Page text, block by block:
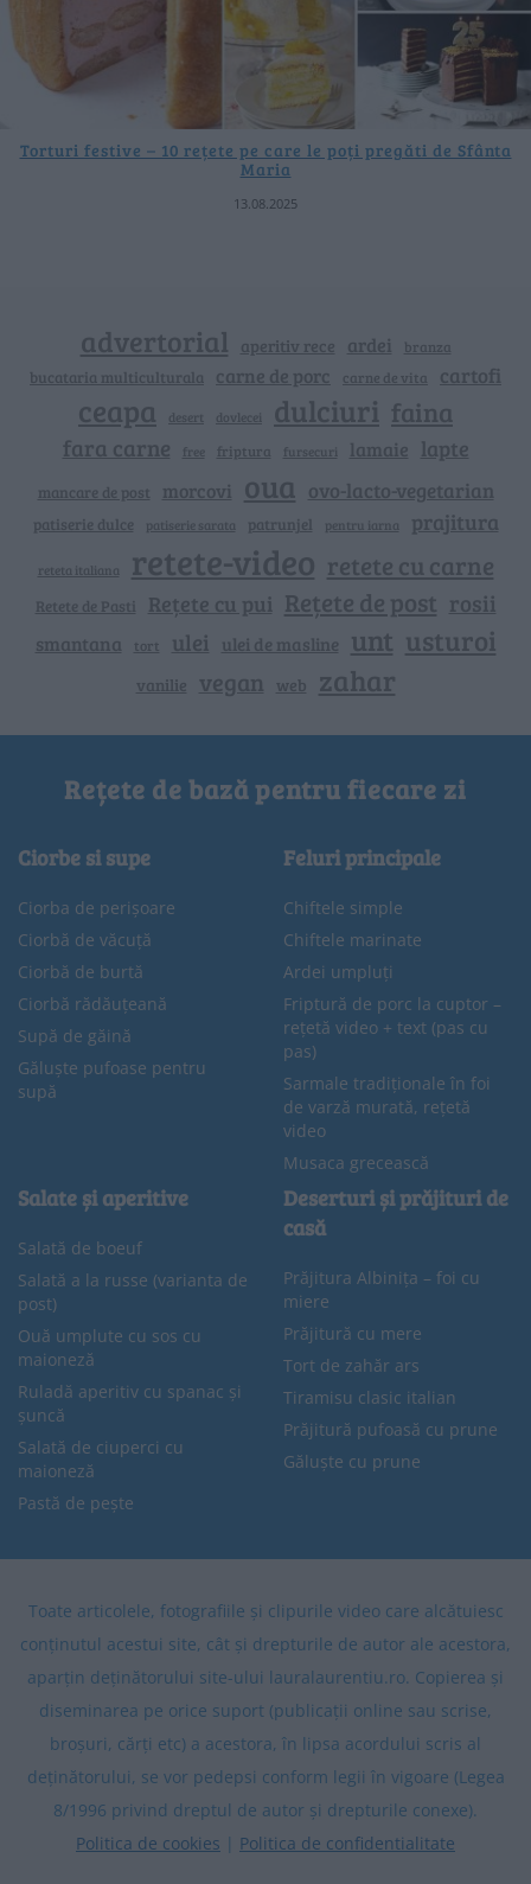
Torturi festive – 10 rețete pe care le poți pregăti de Sfânta
Maria
13.08.2025
advertorial aperitiv rece ardei branza
bucataria multiculturala carne de porc carne de vita cartofi
ceapa desert dovlecei dulciuri faina
fara carne free friptura fursecuri lamaie lapte
mancare de post morcovi oua ovo-lacto-vegetarian
patiserie dulce patiserie sarata patrunjel pentru iarna prajitura
reteta italiana retete-video retete cu carne
Retete de Pasti Rețete cu pui Rețete de post rosii
smantana tort ulei ulei de masline unt usturoi
vanilie vegan web zahar
Rețete de bază pentru fiecare zi
Ciorbe si supe
Ciorba de perișoare
Ciorbă de văcuță
Ciorbă de burtă
Ciorbă rădăuțeană
Supă de găină
Găluște pufoase pentru
supă
Feluri principale
Chiftele simple
Chiftele marinate
Ardei umpluți
Friptură de porc la cuptor –
rețetă video + text (pas cu
pas)
Sarmale tradiționale în foi
de varză murată, rețetă
video
Musaca grecească
Salate și aperitive
Salată de boeuf
Salată a la russe (varianta de
post)
Ouă umplute cu sos cu
maioneză
Ruladă aperitiv cu spanac și
șuncă
Salată de ciuperci cu
maioneză
Pastă de pește
Deserturi și prăjituri de
casă
Prăjitura Albinița – foi cu
miere
Prăjitură cu mere
Tort de zahăr ars
Tiramisu clasic italian
Prăjitură pufoasă cu prune
Găluște cu prune
Toate articolele, fotografiile și clipurile video care alcătuiesc
conținutul acestui site, cât și drepturile de autor ale acestora,
aparțin deținătorului site-ului lauralaurentiu.ro. Copierea și
diseminarea pe orice suport (publicații online sau scrise,
broșuri, cărți etc) a acestora, în lipsa acordului scris al
deținătorului, se vor pedepsi conform legii în vigoare (Legea
8/1996 privind dreptul de autor și drepturile conexe).
Politica de cookies | Politica de confidentialitate